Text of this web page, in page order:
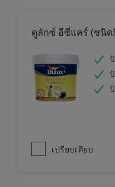
ดูลักซ์ อีซี่แคร์ (ชนิด
เปรียบเทียบ